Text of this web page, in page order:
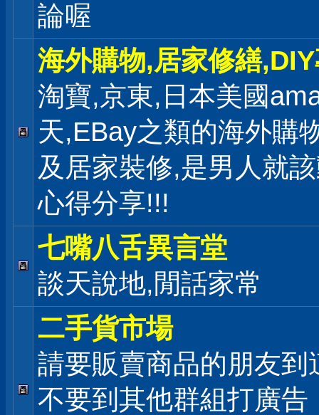
論喔
海外購物,居家修繕
淘寶,京東,日本美國
天,EBay之類的海外購
及居家裝修,是男人就
心得分享!!!
七嘴八舌異言堂
談天說地,閒話家常
二手貨市場
請要販賣商品的朋友到
不要到其他群組打廣告